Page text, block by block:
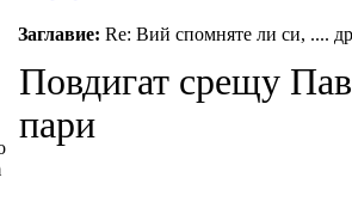
Заглавие: Re: Вий спомняте ли си, ....
Повдигат срещу
пари